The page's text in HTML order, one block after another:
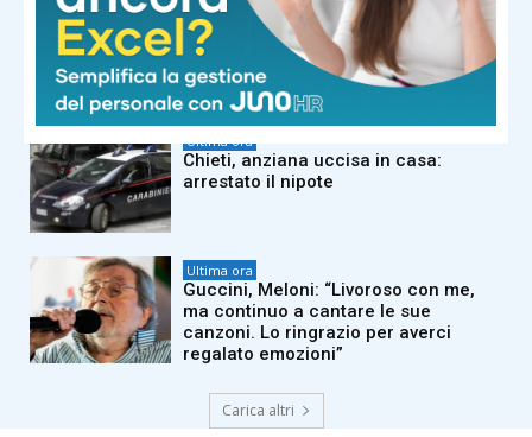
Ultima ora
Sabato a Roma i funerali del marito
della ministra Roccella in forma
privata
Ultima ora
Chieti, anziana uccisa in casa:
arrestato il nipote
Ultima ora
Guccini, Meloni: “Livoroso con me,
ma continuo a cantare le sue
canzoni. Lo ringrazio per averci
regalato emozioni”
Carica altri